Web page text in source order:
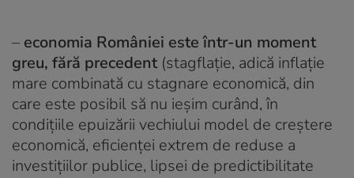
– economia României este într-un moment
greu, fără precedent(stagflație, adică inflație
mare combinată cu stagnare economică, din
care este posibil să nu ieșim curând, în
condițiile epuizării vechiului model de creștere
economică, eficienței extrem de reduse a
investițiilor publice, lipsei de predictibilitate